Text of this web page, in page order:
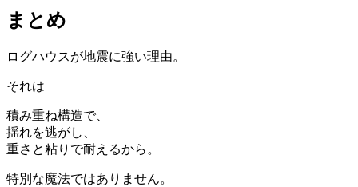
まとめ
ログハウスが地震に強い理由。
それは
積み重ね構造で、
揺れを逃がし、
重さと粘りで耐えるから。
特別な魔法ではありません。